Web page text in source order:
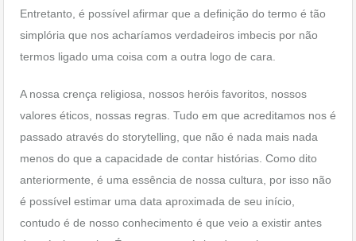
Entretanto, é possível afirmar que a definição do termo é tão
simplória que nos acharíamos verdadeiros imbecis por não
termos ligado uma coisa com a outra logo de cara.
A nossa crença religiosa, nossos heróis favoritos, nossos
valores éticos, nossas regras. Tudo em que acreditamos nos é
passado através do storytelling, que não é nada mais nada
menos do que a capacidade de contar histórias. Como dito
anteriormente, é uma essência de nossa cultura, por isso não
é possível estimar uma data aproximada de seu início,
contudo é de nosso conhecimento é que veio a existir antes